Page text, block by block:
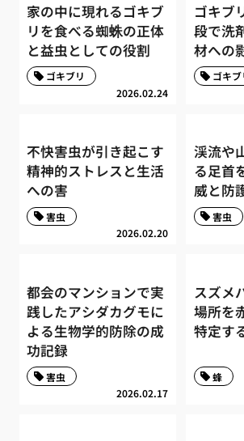
家の中に現れるゴキブ
リを食べる蜘蛛の正体
と益虫としての役割
2026.02.24
ゴキブリ
ゴキブ
段で洗
材への
ゴキブ
不快害虫が引き起こす
精神的ストレスと生活
への害
2026.02.20
害虫
渓流や
る足首
威と防
害虫
都会のマンションで実
践したアシダカグモに
よる生物学的防除の成
功記録
2026.02.17
害虫
スズメ
場所を
特定す
蜂